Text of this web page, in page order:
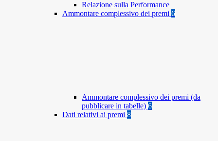
Relazione sulla Performance
Ammontare complessivo dei premi 6
Ammontare complessivo dei premi (da
pubblicare in tabelle) 6
Dati relativi ai premi 8